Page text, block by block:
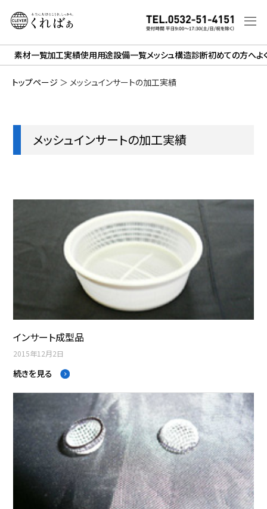
素材一覧加工実績使用用途設備一覧メッシュ構造診断初めての方へよ
トップページ ＞ メッシュインサートの加工実績
メッシュインサートの加工実績
インサート成型品
2015年12月2日
続きを見る